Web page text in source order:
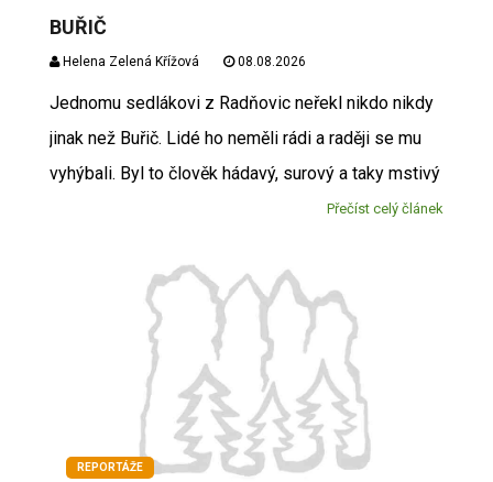
BUŘIČ
Helena Zelená Křížová 08.08.2026
Jednomu sedlákovi z Radňovic neřekl nikdo nikdy
jinak než Buřič. Lidé ho neměli rádi a raději se mu
vyhýbali. Byl to člověk hádavý, surový a taky mstivý
Přečíst celý článek
REPORTÁŽE